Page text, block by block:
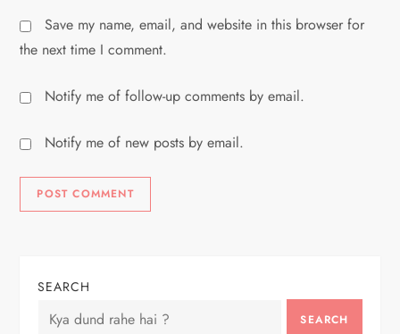
Save my name, email, and website in this browser for
the next time I comment.
Notify me of follow-up comments by email.
Notify me of new posts by email.
SEARCH
SEARCH